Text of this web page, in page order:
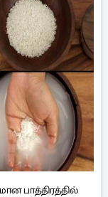
பாத்திரத்தில்